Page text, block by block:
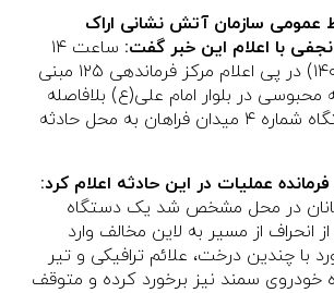
عمومی سازمان آتش نشانی اراک
با اعلام این خبر گفت:
ساعت ۱۴
شنبه ( ۱۱ بهمن ۱۴۰۴) در پی اعلام مرکز فرماندهی ۱۲۵ مبنی
در بلوار امام علی(ع) بلافاصله
آتش نشانان ایستگاه شماره ۴ میدان فراهان به محل حادثه
عملیات در این حادثه اعلام کرد:
در محل مشخص شد یک دستگاه
انحراف از مسیر به لاین مخالف وارد
با چندین درخت، علائم ترافیکی و تیر
خودروی سمند نیز برخورد کرده و متوقف